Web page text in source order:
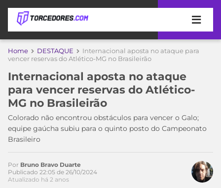
APOSTAS
DE
APOSTA
MELHORES
SITES
DE
APOSTAS
2026
COPA
DO
MUNDO
TIMES
MEU
TIME
CAMPEONATOS
Home DESTAQUE
Internacional aposta no ataque para
vencer reservas do Atlético-MG no Brasileirão
Internacional aposta no ataque
para vencer reservas do Atlético-
MG no Brasileirão
Colorado não encontrou obstáculos para vencer o Galo;
equipe gaúcha subiu para o quinto posto do Campeonato
Brasileiro
Por Bruno Bravo Duarte
Publicado 22:05 de 26/10/2024
Atualizado há 2 anos